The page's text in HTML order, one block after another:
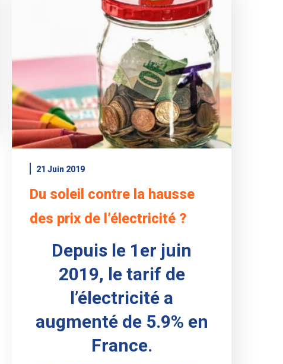
21 Juin 2019
Du soleil contre la hausse
des prix de l’électricité ?
Depuis le 1er juin
2019, le tarif de
l’électricité a
augmenté de 5.9% en
France.